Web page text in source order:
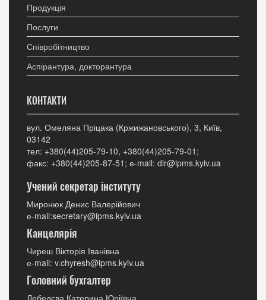
Продукція
Послуги
Співробітництво
Аспірантура, докторантура
КОНТАКТИ
вул. Омеляна Пріцака (Кржижановського), 3, Київ,
03142
тел: +380(44)205-79-10, +380(44)205-79-01;
факс: +380(44)205-87-51; е-mail: dir@ipms.kyiv.ua
Учений секретар інституту
Миронюк Денис Валерійович
е-mail:secretary@ipms.kyiv.ua
Канцелярія
Чиреш Вікторія Іванівна
е-mail: v.chyresh@ipms.kyiv.ua
Головний бухгалтер
Лебедєва Катерина Юріївна